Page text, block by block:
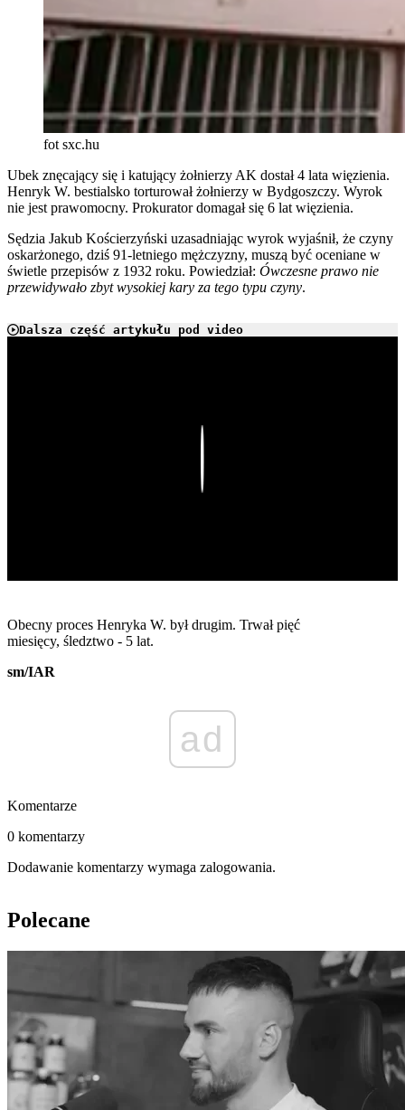
fot sxc.hu
Ubek znęcający się i katujący żołnierzy AK dostał 4 lata więzienia.
Henryk W. bestialsko torturował żołnierzy w Bydgoszczy. Wyrok
nie jest prawomocny. Prokurator domagał się 6 lat więzienia.
Sędzia Jakub Kościerzyński uzasadniając wyrok wyjaśnił, że czyny
oskarżonego, dziś 91-letniego mężczyzny, muszą być oceniane w
świetle przepisów z 1932 roku. Powiedział: Ówczesne prawo nie
przewidywało zbyt wysokiej kary za tego typu czyny.
Dalsza część artykułu pod video
Obecny proces Henryka W. był drugim. Trwał pięć
miesięcy, śledztwo - 5 lat.
sm/IAR
ad
Komentarze
0 komentarzy
Dodawanie komentarzy wymaga zalogowania.
Polecane